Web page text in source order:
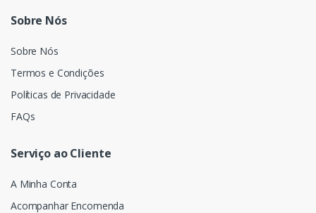
Sobre Nós
Sobre Nós
Termos e Condições
Políticas de Privacidade
FAQs
Serviço ao Cliente
A Minha Conta
Acompanhar Encomenda